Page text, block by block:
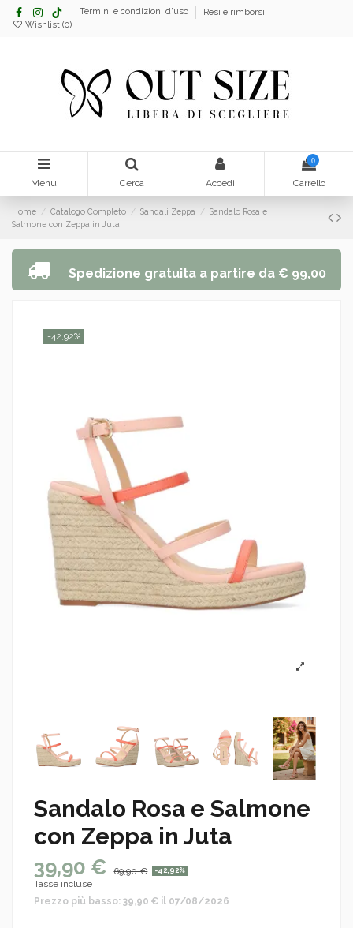
Termini e condizioni d'uso
Resi e rimborsi
Wishlist (0)
Menu Cerca Accedi
0
Carrello
Home Catalogo Completo Sandali Zeppa
Sandalo Rosa e
Salmone con Zeppa in Juta
Spedizione gratuita a partire da € 99,00
-42,92%
Sandalo Rosa e Salmone
con Zeppa in Juta
39,90 € 69,90 € -42,92%
Tasse incluse
Prezzo più basso: 39,90 € il 07/08/2026